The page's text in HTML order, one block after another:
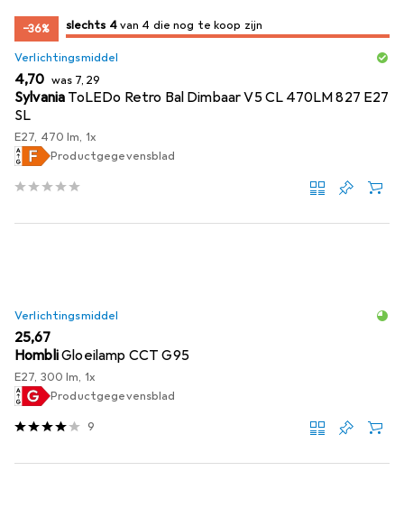
−36% 4/ 4
4/ 4 te koop zijn
slechts 4 van 4 die nog te koop zijn
Verlichtingsmiddel
EUR
4,70 was EUR
7,29
Sylvania ToLEDo Retro Bal Dimbaar V5 CL 470LM 827 E27
SL
E27, 470 lm, 1x
Productgegevensblad
Verlichtingsmiddel
EUR
25,67
HombliGloeilamp CCT G95
E27, 300 lm, 1x
Productgegevensblad
9